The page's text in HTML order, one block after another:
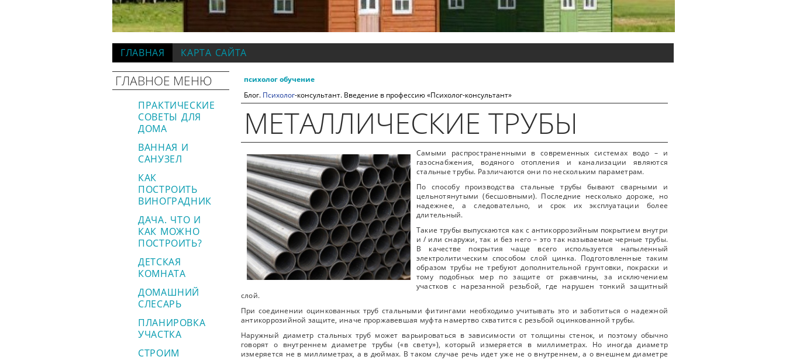
ГЛАВНАЯ КАРТА САЙТА
ГЛАВНОЕ МЕНЮ
ПРАКТИЧЕСКИЕ
СОВЕТЫ ДЛЯ
ДОМА
ВАННАЯ И
САНУЗЕЛ
КАК
ПОСТРОИТЬ
ВИНОГРАДНИК
ДАЧА. ЧТО И
КАК МОЖНО
ПОСТРОИТЬ?
ДЕТСКАЯ
КОМНАТА
ДОМАШНИЙ
СЛЕСАРЬ
ПЛАНИРОВКА
УЧАСТКА
СТРОИМ
психолог обучение
Блог. Психолог-консультант. Введение в профессию «Психолог-консультант»
МЕТАЛЛИЧЕСКИЕ ТРУБЫ
Самыми распространенными в современных системах водо – и
газоснабжения, водяного отопления и канализации являются
стальные трубы. Различаются они по нескольким параметрам.
По способу производства стальные трубы бывают сварными и
цельнотянутыми (бесшовными). Последние несколько дороже, но
надежнее, а следовательно, и срок их эксплуатации более
длительный.
Такие трубы выпускаются как с антикоррозийным покрытием внутри
и / или снаружи, так и без него – это так называемые черные трубы.
В качестве покрытия чаще всего используется напыленный
электролитическим способом слой цинка. Подготовленные таким
образом трубы не требуют дополнительной грунтовки, покраски и
тому подобных мер по защите от ржавчины, за исключением
участков с нарезанной резьбой, где нарушен тонкий защитный
слой.
При соединении оцинкованных труб стальными фитингами необходимо учитывать это и заботиться о надежной
антикоррозийной защите, иначе проржавевшая муфта намертво схватится с резьбой оцинкованной трубы.
Наружный диаметр стальных труб может варьироваться в зависимости от толщины стенок, и поэтому обычно
говорят о внутреннем диаметре трубы («в свету»), который измеряется в миллиметрах. Но иногда диаметр
измеряется не в миллиметрах, а в дюймах. В таком случае речь идет уже не о внутреннем, а о внешнем диаметре